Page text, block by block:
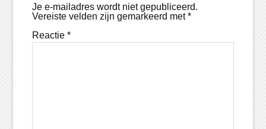
Je e-mailadres wordt niet gepubliceerd.
Vereiste velden zijn gemarkeerd met*
Reactie *